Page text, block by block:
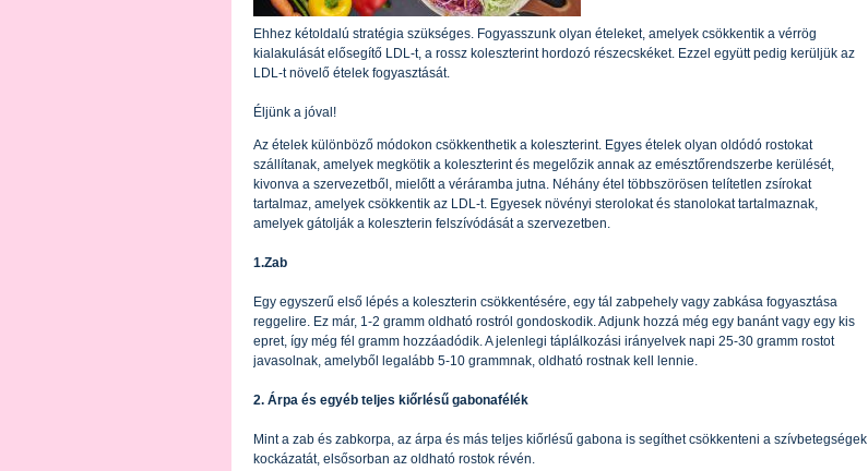
Ehhez kétoldalú stratégia szükséges. Fogyasszunk olyan ételeket, amelyek csökkentik a vérrög
kialakulását elősegítő LDL-t, a rossz koleszterint hordozó részecskéket. Ezzel együtt pedig kerüljük az
LDL-t növelő ételek fogyasztását.
Éljünk a jóval!
Az ételek különböző módokon csökkenthetik a koleszterint. Egyes ételek olyan oldódó rostokat
szállítanak, amelyek megkötik a koleszterint és megelőzik annak az emésztőrendszerbe kerülését,
kivonva a szervezetből, mielőtt a véráramba jutna. Néhány étel többszörösen telítetlen zsírokat
tartalmaz, amelyek csökkentik az LDL-t. Egyesek növényi sterolokat és stanolokat tartalmaznak,
amelyek gátolják a koleszterin felszívódását a szervezetben.
1.Zab
Egy egyszerű első lépés a koleszterin csökkentésére, egy tál zabpehely vagy zabkása fogyasztása
reggelire. Ez már, 1-2 gramm oldható rostról gondoskodik. Adjunk hozzá még egy banánt vagy egy kis
epret, így még fél gramm hozzáadódik. A jelenlegi táplálkozási irányelvek napi 25-30 gramm rostot
javasolnak, amelyből legalább 5-10 grammnak, oldható rostnak kell lennie.
2. Árpa és egyéb teljes kiőrlésű gabonafélék
Mint a zab és zabkorpa, az árpa és más teljes kiőrlésű gabona is segíthet csökkenteni a szívbetegségek
kockázatát, elsősorban az oldható rostok révén.